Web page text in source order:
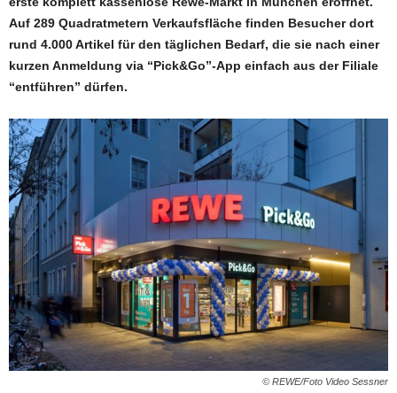
Auf 289 Quadratmetern Verkaufsfläche finden Besucher dort
rund 4.000 Artikel für den täglichen Bedarf, die sie nach einer
kurzen Anmeldung via “Pick&Go”-App einfach aus der Filiale
“entführen” dürfen.
© REWE/Foto Video Sessner